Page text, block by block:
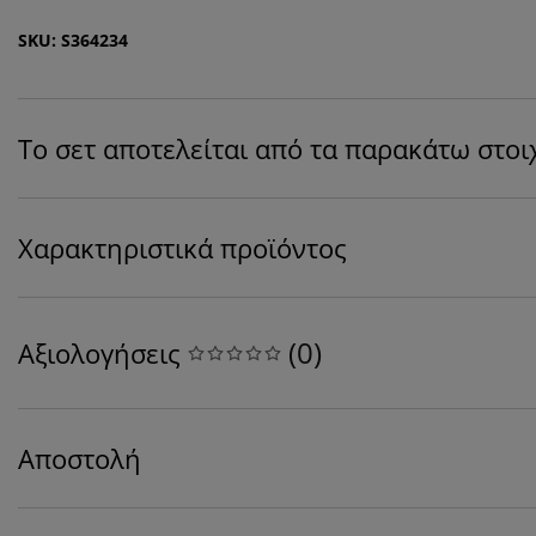
SKU: S364234
Το σετ αποτελείται από τα παρακάτω
Χαρακτηριστικά προϊόντος
Αξιολογήσεις (0)
Αποστολή